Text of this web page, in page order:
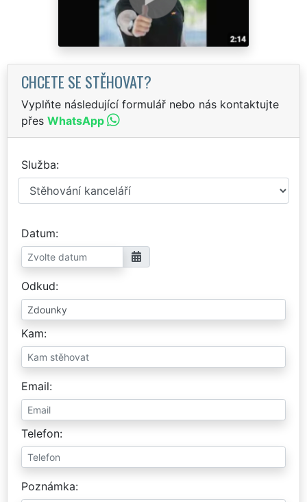
CHCETE SE STĚHOVAT?
Vyplňte následující formulář nebo nás kontaktujte
přes WhatsApp
Služba
Datum
Odkud
Kam
Email
Telefon
Poznámka